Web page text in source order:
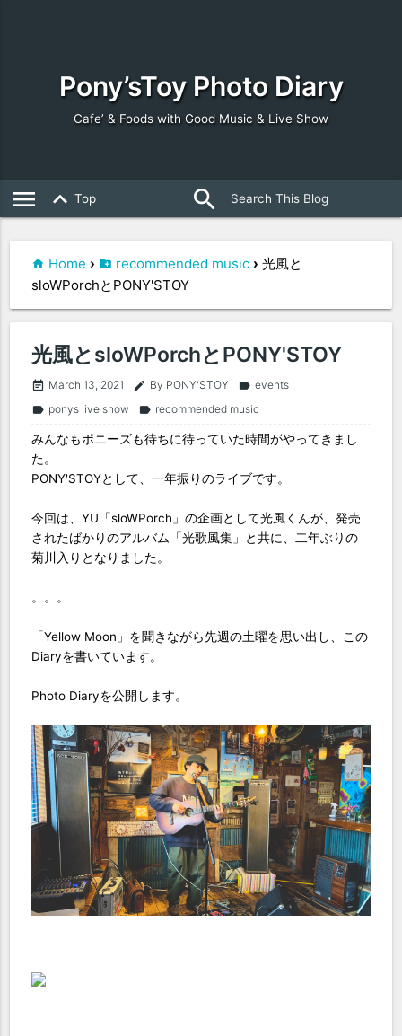
Pony’sToy Photo Diary
Cafe’ & Foods with Good Music & Live Show
menu keyboard_arrow_up Top search
Home › recommended music › 光風と
sloWPorchとPONY'STOY
光風とsloWPorchとPONY'STOY
event_note March 13, 2021 edit By PONY'STOY label events
label ponys live show label recommended music
みんなもポニーズも待ちに待っていた時間がやってきまし
た。
PONY'STOYとして、一年振りのライブです。
今回は、YU「sloWPorch」の企画として光風くんが、発売
されたばかりのアルバム「光歌風集」と共に、二年ぶりの
菊川入りとなりました。
。。。
「Yellow Moon」を聞きながら先週の土曜を思い出し、この
Diaryを書いています。
Photo Diaryを公開します。